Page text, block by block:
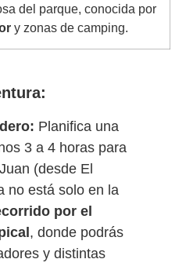
del parque, conocida por
y zonas de camping.
Planifica una
3 a 4 horas para
(desde El
no está solo en la
por el
, donde podrás
y distintas